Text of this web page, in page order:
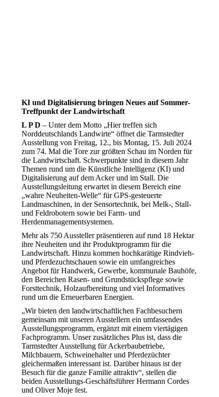
KI und Digitalisierung bringen Neues auf Sommer-
Treffpunkt der Landwirtschaft
L P D – Unter dem Motto „Hier treffen sich
Norddeutschlands Landwirte“ öffnet die Tarmstedter
Ausstellung von Freitag, 12., bis Montag, 15. Juli 2024
zum 74. Mal die Tore zur größten Schau im Norden für
die Landwirtschaft. Schwerpunkte sind in diesem Jahr
Themen rund um die Künstliche Intelligenz (KI) und
Digitalisierung auf dem Acker und im Stall. Die
Ausstellungsleitung erwartet in diesem Bereich eine
„wahre Neuheiten-Welle“ für GPS-gesteuerte
Landmaschinen, in der Sensortechnik, bei Melk-, Stall-
und Feldrobotern sowie bei Farm- und
Herdenmanagementsystemen.
Mehr als 750 Aussteller präsentieren auf rund 18 Hektar
ihre Neuheiten und ihr Produktprogramm für die
Landwirtschaft. Hinzu kommen hochkarätige Rindvieh-
und Pferdezuchtschauen sowie ein umfangreiches
Angebot für Handwerk, Gewerbe, kommunale Bauhöfe,
den Bereichen Rasen- und Grundstückspflege sowie
Forsttechnik, Holzaufbereitung und viel Informatives
rund um die Erneuerbaren Energien.
„Wir bieten den landwirtschaftlichen Fachbesuchern
gemeinsam mit unseren Ausstellern ein umfassendes
Ausstellungsprogramm, ergänzt mit einem viertägigen
Fachprogramm. Unser zusätzliches Plus ist, dass die
Tarmstedter Ausstellung für Ackerbaubetriebe,
Milchbauern, Schweinehalter und Pferdezüchter
gleichermaßen interessant ist. Darüber hinaus ist der
Besuch für die ganze Familie attraktiv“, stellen die
beiden Ausstellungs-Geschäftsführer Hermann Cordes
und Oliver Moje fest.